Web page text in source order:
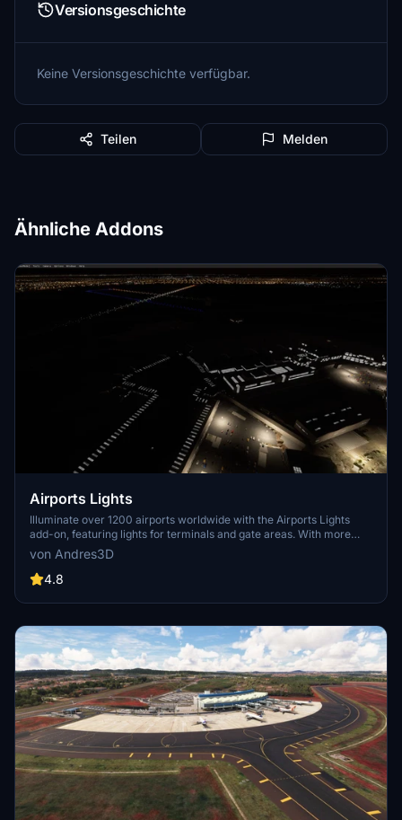
Versionsgeschichte
Keine Versionsgeschichte verfügbar.
Teilen Melden
Ähnliche Addons
Airports Lights
Illuminate over 1200 airports worldwide with the Airports Lights
add-on, featuring lights for terminals and gate areas. With more
than 32,000 light poles and ongoing updates, enhance your airport
visuals today. Easily install by extracting into your Community
folder and experience improved airport lighting. Request additional
provided link.
von Andres3D
4.8